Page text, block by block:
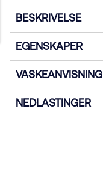
BESKRIVELSE
EGENSKAPER
VASKEANVISNING
NEDLASTINGER